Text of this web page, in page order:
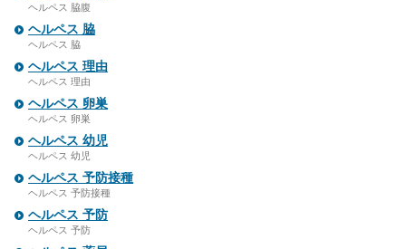
ヘルペス 脇腹
ヘルペス 脇
ヘルペス 脇
ヘルペス 理由
ヘルペス 理由
ヘルペス 卵巣
ヘルペス 卵巣
ヘルペス 幼児
ヘルペス 幼児
ヘルペス 予防接種
ヘルペス 予防接種
ヘルペス 予防
ヘルペス 予防